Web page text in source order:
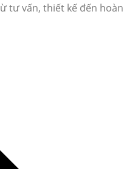
tư vấn, thiết kế đến hoàn